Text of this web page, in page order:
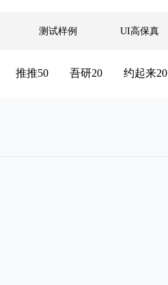
测试样例 UI高保真
推推50 吾研20 约起来20